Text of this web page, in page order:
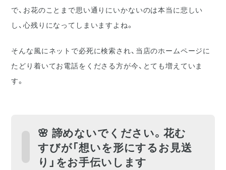
で、お花のことまで思い通りにいかないのは本当に悲しい
し、心残りになってしまいますよね。
そんな風にネットで必死に検索され、当店のホームページに
たどり着いてお電話をくださる方が今、とても増えていま
す。
🌸 諦めないでください。花む
すびが「想いを形にするお見送
り」をお手伝いします